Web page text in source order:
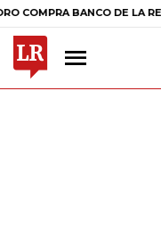
BANCO DE LA REPÚBLICA